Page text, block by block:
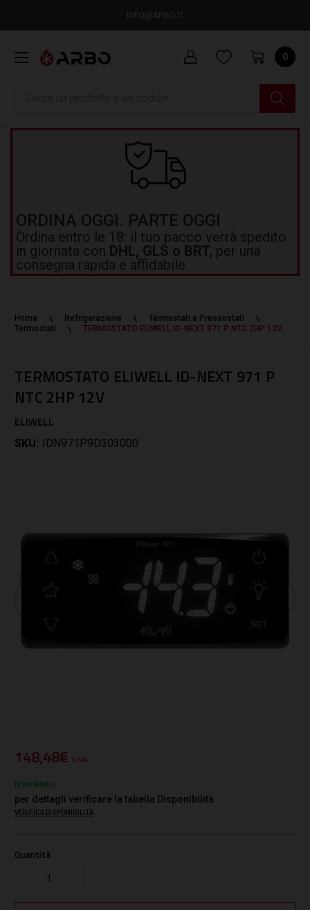
INFO@ARBO.IT
0
ORDINA OGGI. PARTE OGGI
Ordina entro le 18: il tuo pacco verrà spedito
in giornata con DHL, GLS o BRT, per una
consegna rapida e affidabile.
Home Refrigerazione
Termostati e Pressostati
Termostati
TERMOSTATO ELIWELL ID-NEXT 971 P NTC 2HP 12V
TERMOSTATO ELIWELL ID-NEXT 971 P
NTC 2HP 12V
ELIWELL
SKU: IDN971P9D303000
148,48€ + IVA
DISPONIBILE
per dettagli verificare la tabella Disponibilità
VERIFICA DISPONIBILITÀ
Quantità